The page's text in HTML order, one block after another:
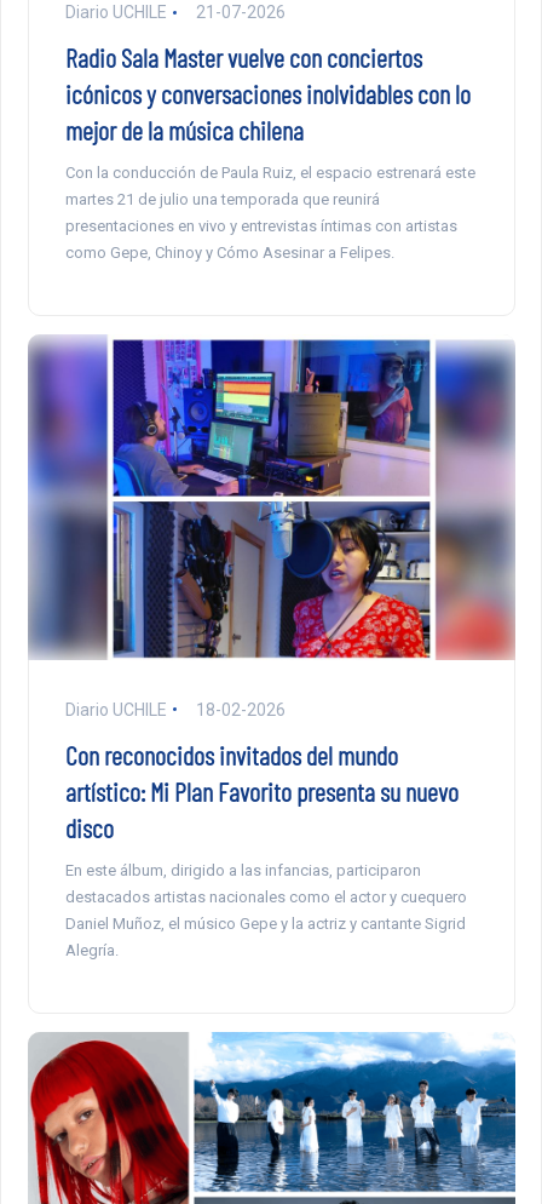
Diario UCHILE 21-07-2026
Radio Sala Master vuelve con conciertos
icónicos y conversaciones inolvidables con lo
mejor de la música chilena
Con la conducción de Paula Ruiz, el espacio estrenará este
martes 21 de julio una temporada que reunirá
presentaciones en vivo y entrevistas íntimas con artistas
como Gepe, Chinoy y Cómo Asesinar a Felipes.
Diario UCHILE 18-02-2026
Con reconocidos invitados del mundo
artístico: Mi Plan Favorito presenta su nuevo
disco
En este álbum, dirigido a las infancias, participaron
destacados artistas nacionales como el actor y cuequero
Daniel Muñoz, el músico Gepe y la actriz y cantante Sigrid
Alegría.